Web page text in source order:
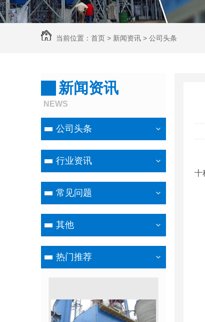
当前位置： 首页 > 新闻资讯 > 公司头条
新闻资讯
NEWS
公司头条
行业资讯
常见问题
其他
热门推荐
十